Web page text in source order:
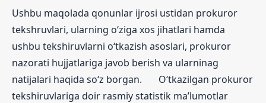
Ushbu maqolada qonunlar ijrosi ustidan prokuror
tekshruvlari, ularning o‘ziga xos jihatlari hamda
ushbu tekshiruvlarni o‘tkazish asoslari, prokuror
nazorati hujjatlariga javob berish va ularninag
natijalari haqida so‘z borgan. O‘tkazilgan prokuror
tekshiruvlariga doir rasmiy statistik ma’lumotlar